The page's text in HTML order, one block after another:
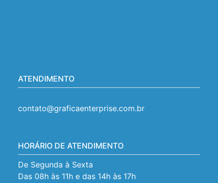
ATENDIMENTO
contato@graficaenterprise.com.br
HORÁRIO DE ATENDIMENTO
De Segunda à Sexta
Das 08h às 11h e das 14h às 17h